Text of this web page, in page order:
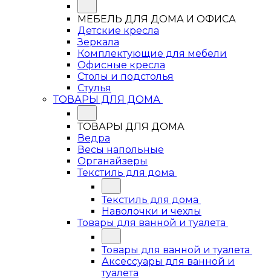
МЕБЕЛЬ ДЛЯ ДОМА И ОФИСА
Детские кресла
Зеркала
Комплектующие для мебели
Офисные кресла
Столы и подстолья
Стулья
ТОВАРЫ ДЛЯ ДОМА
ТОВАРЫ ДЛЯ ДОМА
Ведра
Весы напольные
Органайзеры
Текстиль для дома
Текстиль для дома
Наволочки и чехлы
Товары для ванной и туалета
Товары для ванной и туалета
Аксессуары для ванной и
туалета